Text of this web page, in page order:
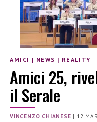
AMICI | NEWS | REALITY
Amici 25,
il Serale
VINCENZO CHIANESE | 12